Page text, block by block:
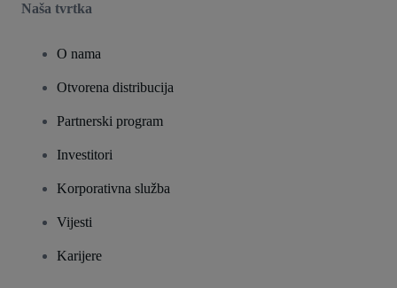
Naša tvrtka
O nama
Otvorena distribucija
Partnerski program
Investitori
Korporativna služba
Vijesti
Karijere